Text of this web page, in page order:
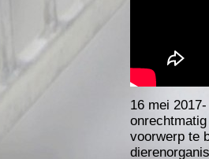
16 mei
voorwerp te